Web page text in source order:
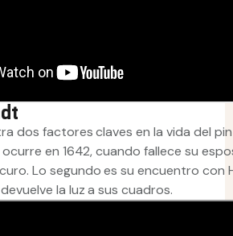
dos factores claves en la vida del
en 1642, cuando fallece su
Lo segundo es su encuentro con
la luz a sus cuadros.